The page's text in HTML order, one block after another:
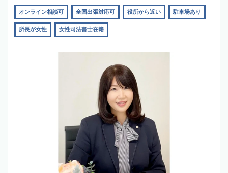
オンライン相談可 全国出張対応可 役所から近い 駐車場あり
所長が女性 女性司法書士在籍